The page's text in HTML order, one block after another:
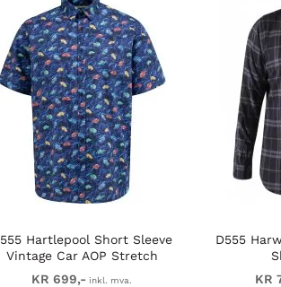
Hartlepool Short Sleeve
Vintage Car AOP Stretch
Shirt Blue
KR 699,- inkl. mva.
D555
KR